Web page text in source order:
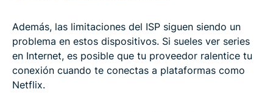
Además, las limitaciones del ISP siguen siendo un
problema en estos dispositivos. Si sueles ver series
en Internet, es posible que tu proveedor ralentice tu
conexión cuando te conectas a plataformas como
Netflix.